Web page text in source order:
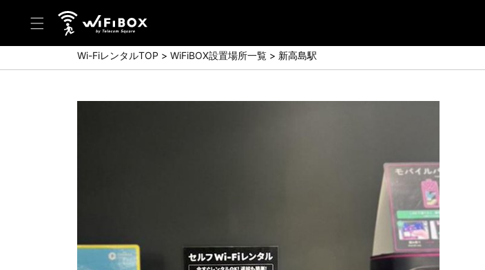
ヘルプ／お問い合わせ
ヘルプセンター(FAQ)(日本語)
Wi-FiレンタルTOP WiFiBOX設置場所一覧 新高島駅